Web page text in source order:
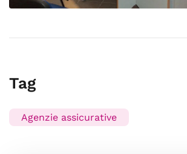
Tag
Agenzie assicurative